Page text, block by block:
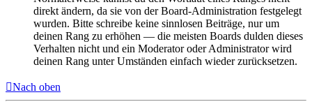
direkt ändern, da sie von der Board-Administration festgelegt
wurden. Bitte schreibe keine sinnlosen Beiträge, nur um
deinen Rang zu erhöhen — die meisten Boards dulden dieses
Verhalten nicht und ein Moderator oder Administrator wird
deinen Rang unter Umständen einfach wieder zurücksetzen.
Nach oben